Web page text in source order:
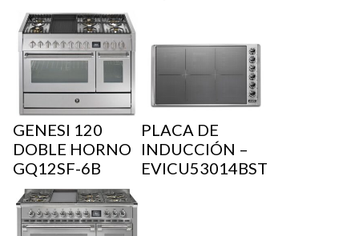
GENESI 120
DOBLE HORNO
GQ12SF-6B
PLACA DE
INDUCCIÓN –
EVICU53014BST